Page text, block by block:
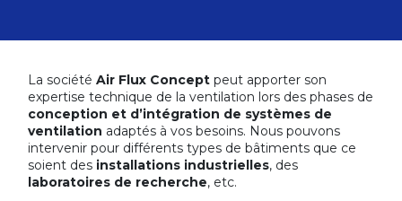
La société Air Flux Concept peut apporter son
expertise technique de la ventilation lors des phases de
conception et d’intégration de systèmes de
ventilation adaptés à vos besoins. Nous pouvons
intervenir pour différents types de bâtiments que ce
soient des installations industrielles, des
laboratoires de recherche, etc.